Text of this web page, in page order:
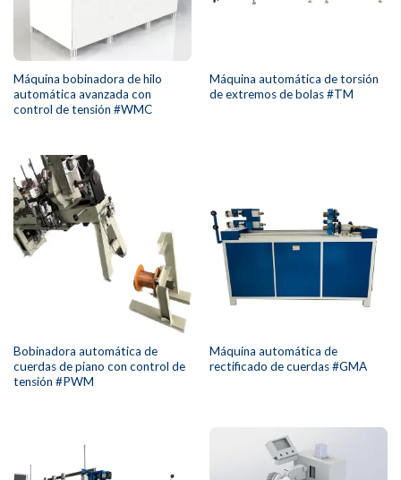
Máquina bobinadora de hilo
automática avanzada con
control de tensión #WMC
Máquina automática de torsión
de extremos de bolas #TM
Bobinadora automática de
cuerdas de piano con control de
tensión #PWM
Máquina automática de
rectificado de cuerdas #GMA